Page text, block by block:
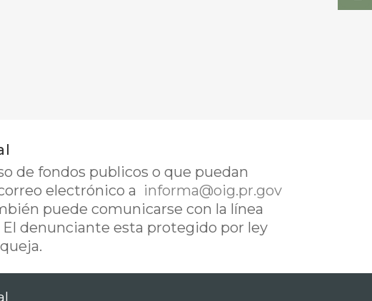
de fondos publicos o que puedan
electrónico a informa@oig.pr.gov
puede comunicarse con la línea
El denunciante esta protegido por ley